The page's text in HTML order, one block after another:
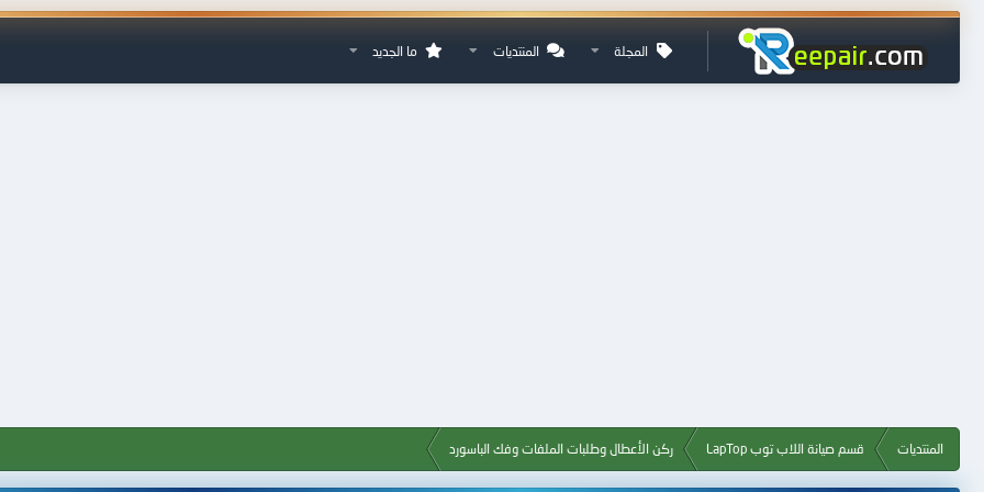
المجلة المنتديات ما الجديد
المنتديات قسم صيانة اللاب توب LapTop ركن الأعطال وطلبات الملفات وفك الباسورد